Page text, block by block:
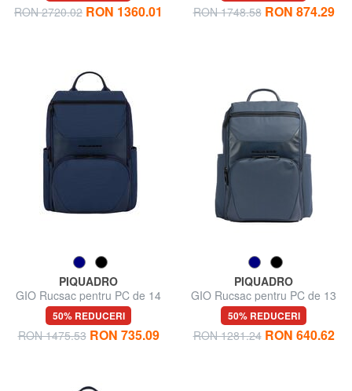
RON 2720.02 RON 1360.01 RON 1748.58 RON 874.29
PIQUADRO
GIO Rucsac pentru PC de 14
inchi
50% REDUCERI
RON 1475.53 RON 735.09
PIQUADRO
GIO Rucsac pentru PC de 13
inchi
50% REDUCERI
RON 1281.24 RON 640.62